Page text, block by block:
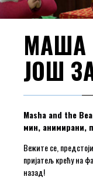
МАША
ЈОШ
Masha and the
мин, анимирани,
Вежите се,
пријатељ крећу на
назад!